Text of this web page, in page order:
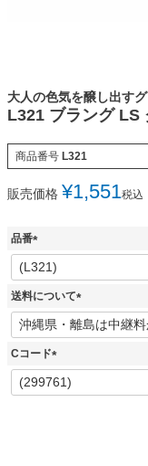
大人の色気を醸し出す
L321 ブラング LS
商品番号 L321
販売価格 ¥1,551税込
品番
(
必
須
送料について
(
必
Cコード
(
必